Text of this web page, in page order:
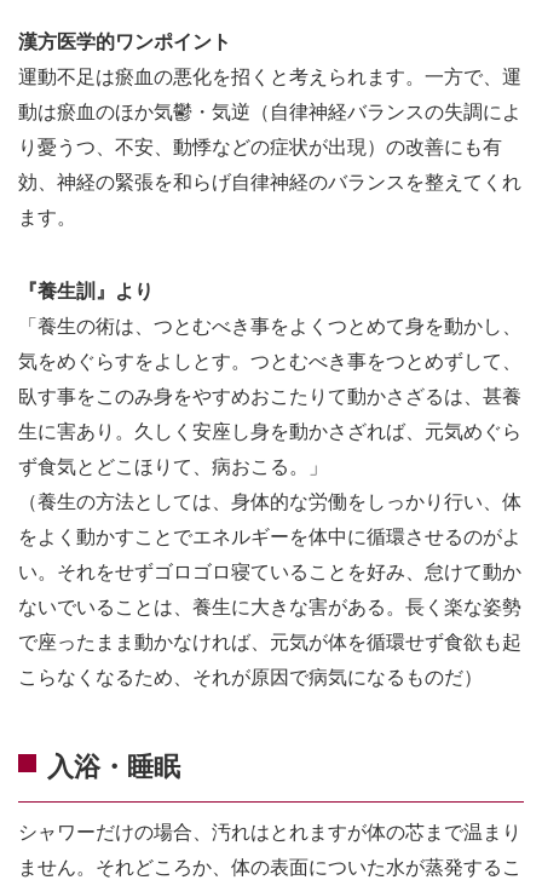
漢方医学的ワンポイント
運動不足は瘀血の悪化を招くと考えられます。一方で、運
動は瘀血のほか気鬱・気逆（自律神経バランスの失調によ
り憂うつ、不安、動悸などの症状が出現）の改善にも有
効、神経の緊張を和らげ自律神経のバランスを整えてくれ
ます。
『養生訓』より
「養生の術は、つとむべき事をよくつとめて身を動かし、
気をめぐらすをよしとす。つとむべき事をつとめずして、
臥す事をこのみ身をやすめおこたりて動かさざるは、甚養
生に害あり。久しく安座し身を動かさざれば、元気めぐら
ず食気とどこほりて、病おこる。」
（養生の方法としては、身体的な労働をしっかり行い、体
をよく動かすことでエネルギーを体中に循環させるのがよ
い。それをせずゴロゴロ寝ていることを好み、怠けて動か
ないでいることは、養生に大きな害がある。長く楽な姿勢
で座ったまま動かなければ、元気が体を循環せず食欲も起
こらなくなるため、それが原因で病気になるものだ）
入浴・睡眠
シャワーだけの場合、汚れはとれますが体の芯まで温まり
ません。それどころか、体の表面についた水が蒸発するこ